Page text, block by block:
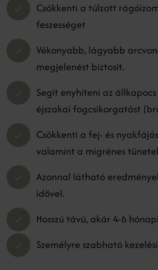
Csökkenti a túlzott
feszességet
Vékonyabb, lágyabb
megjelenést biztosít.
Segít enyhíteni az
éjszakai fogcsikorgatást
Csökkenti a fej- és
valamint a migrénes
Azonnal látható
idővel.
Hosszú távú, akár 4-6
Személyre szabható